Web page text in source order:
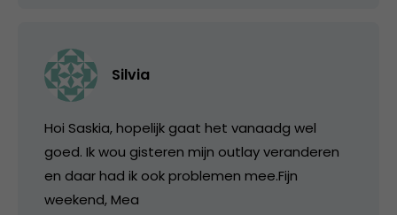
Silvia
Hoi Saskia, hopelijk gaat het vanaadg wel
goed. Ik wou gisteren mijn outlay veranderen
en daar had ik ook problemen mee.Fijn
weekend, Mea